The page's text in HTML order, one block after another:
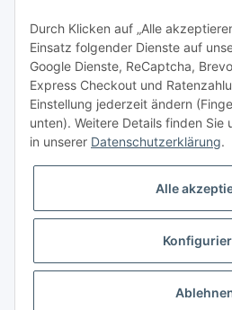
Zahlung & Versand
Mein Konto
* Alle Preise inkl. gesetzlicher USt., zzgl.
Durch Klicken auf „Alle
Einsatz folgender Dienste auf
Google Dienste, ReCaptcha,
Express Checkout und
Einstellung jederzeit ändern
unten). Weitere Details finden Sie
in unserer Datenschutzerklärung.
Alle